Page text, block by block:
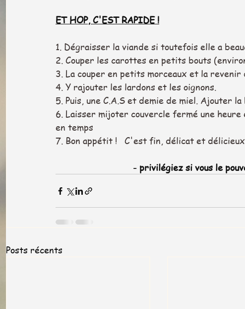
ET HOP, C'EST RAPIDE !
1. Dégraisser la viande si toutefois elle a
2. Couper les carottes en petits bouts
3. La couper en petits morceaux et la revenir
4. Y rajouter les lardons et les oignons.
5. Puis, une C.A.S et demie de miel. Ajouter
6. Laisser mijoter couvercle fermé une
en temps
7. Bon appétit !   C'est fin, délicat et
- privilégiez si vous le
Posts récents